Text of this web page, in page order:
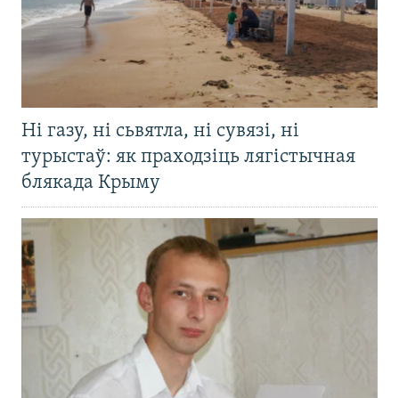
Ні газу, ні сьвятла, ні сувязі, ні
турыстаў: як праходзіць лягістычная
блякада Крыму